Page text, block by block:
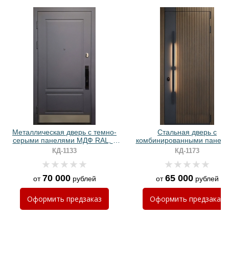
Хочу такую
Металлическая дверь с темно-
серыми панелями МДФ RAL, с
отбойником и биометрическим
замком
КД-1133
от70 000рублей
Оформить предзаказ
Стальная дверь с
комбинированными
МДФ и ручкой-скобой с
подсветкой
КД-1173
от65 000рублей
Оформить предзаказ